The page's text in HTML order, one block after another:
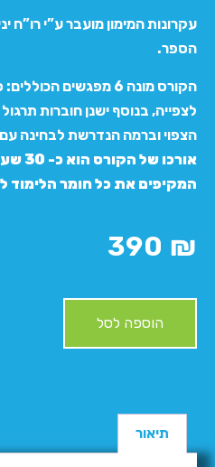
עקרונות המימון מועבר ע”י רו”ח
הספר.
הקורס מונה 6 מפגשים
לצפייה, בנוסף ישנן חוברות
הצפוי וברמה הנדרשת לבחינה
המקיפים את כל חומר הלימוד
390 ₪
הוספה לסל
תיאור